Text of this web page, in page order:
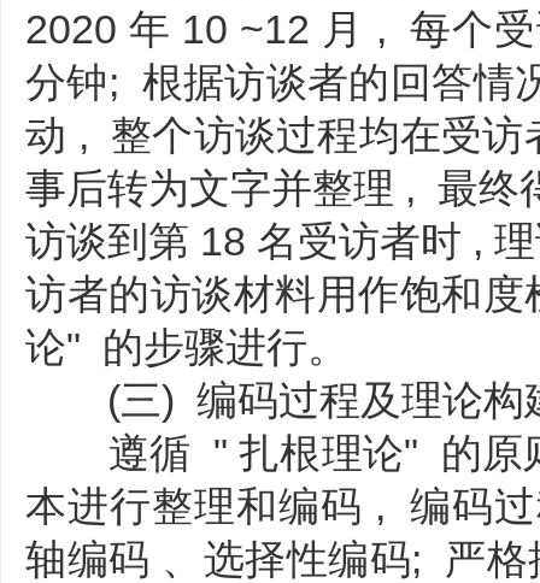
2020 年 10 ~12 月 , 每个
分钟; 根据访谈者的回答情
动 , 整个访谈过程均在受
事后转为文字并整理 , 最终
访谈到第 18 名受访者时 ,
访者的访谈材料用作饱和
论" 的步骤进行。
(三) 编码过程及理论构
遵循 " 扎根理论" 的原
本进行整理和编码 , 编码
轴编码 、选择性编码; 严